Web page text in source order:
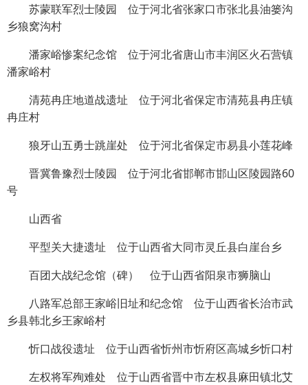
苏蒙联军烈士陵园 位于河北省张家口市张北县油篓沟
乡狼窝沟村
潘家峪惨案纪念馆 位于河北省唐山市丰润区火石营镇
潘家峪村
清苑冉庄地道战遗址 位于河北省保定市清苑县冉庄镇
冉庄村
狼牙山五勇士跳崖处 位于河北省保定市易县小莲花峰
晋冀鲁豫烈士陵园 位于河北省邯郸市邯山区陵园路60
号
山西省
平型关大捷遗址 位于山西省大同市灵丘县白崖台乡
百团大战纪念馆（碑） 位于山西省阳泉市狮脑山
八路军总部王家峪旧址和纪念馆 位于山西省长治市武
乡县韩北乡王家峪村
忻口战役遗址 位于山西省忻州市忻府区高城乡忻口村
左权将军殉难处 位于山西省晋中市左权县麻田镇北艾